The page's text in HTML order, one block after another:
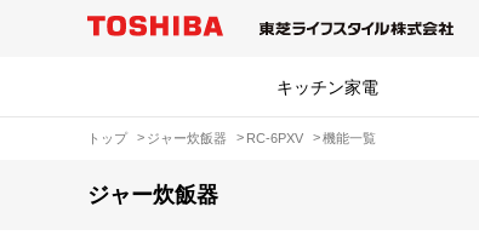
キッチン家電
トップ ジャー炊飯器 RC-6PXV 機能一覧
ジャー炊飯器